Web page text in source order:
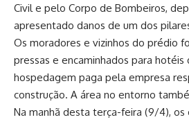
Civil e pelo Corpo de Bombeiros,
apresentado danos de um dos
Os moradores e vizinhos do prédio
pressas e encaminhados para hotéis
hospedagem paga pela empresa
construção. A área no entorno
Na manhã desta terça-feira (9/4), os